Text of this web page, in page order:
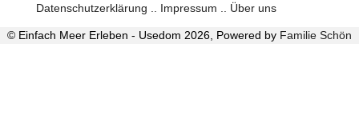
Datenschutzerklärung . . Impressum . . Über uns
© Einfach Meer Erleben - Usedom 2026, Powered by Familie Schön